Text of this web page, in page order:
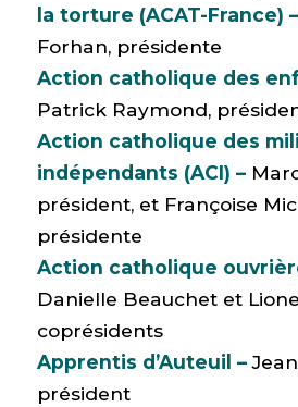
la torture (ACAT-France) –
Forhan, présidente
Action catholique des
Patrick Raymond,
Action catholique des
indépendants (ACI) –
président, et Françoise
présidente
Action catholique
Danielle Beauchet et
coprésidents
Apprentis d’Auteuil –
président